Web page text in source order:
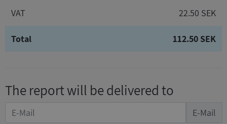
VAT 22.50 SEK
Total 112.50 SEK
The report will be delivered to
E-Mail